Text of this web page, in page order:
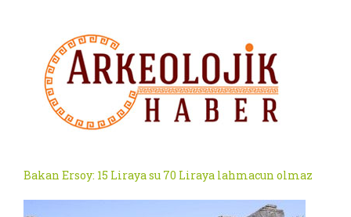
Bakan Ersoy: 15 Liraya su 70 Liraya lahmacun olmaz